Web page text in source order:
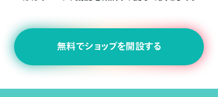
無料でショップを開設する